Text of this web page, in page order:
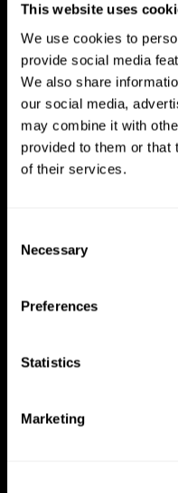
This website uses
We use cookies to
provide social media
We also share
our social media,
may combine it with
provided to them or that
of their services.
Selection
Necessary
Preferences
Statistics
Marketing